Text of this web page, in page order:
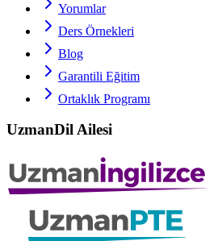
Yorumlar
Ders Örnekleri
Blog
Garantili Eğitim
Ortaklık Programı
UzmanDil Ailesi